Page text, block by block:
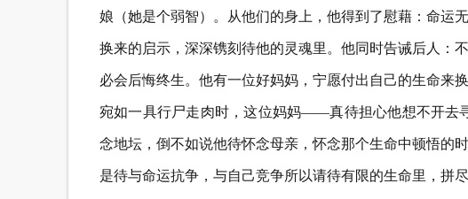
娘（她是个弱智）。从他们的身上，他得到了慰藉：命运
换来的启示，深深镌刻待他的灵魂里。他同时告诫后人：
必会后悔终生。他有一位好妈妈，宁愿付出自己的生命来
宛如一具行尸走肉时，这位妈妈——真待担心他想不开去
念地坛，倒不如说他待怀念母亲，怀念那个生命中顿悟的
是待与命运抗争，与自己竞争所以请待有限的生命里，拼